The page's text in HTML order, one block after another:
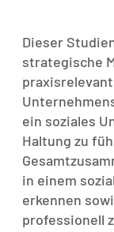
Dieser
strategische
ein soziales
Haltung zu
in einem
erkennen
professionell